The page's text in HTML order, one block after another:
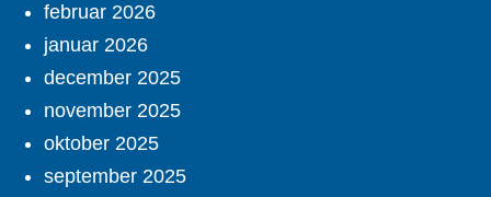
februar 2026
januar 2026
december 2025
november 2025
oktober 2025
september 2025